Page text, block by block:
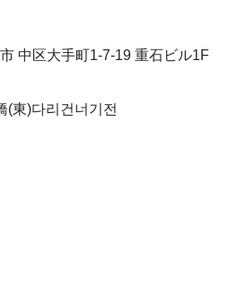
中区大手町1-7-19 重石ビル1F
(東)​다리건너기전